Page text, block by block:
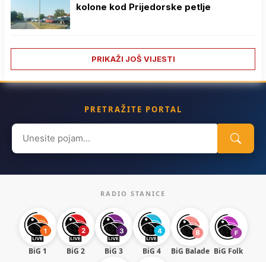
kolone kod Prijedorske petlje
PRIKAŽI JOŠ VIJESTI
PRETRAŽITE PORTAL
Search
for:
RADIO STANICE
BiG 1 BiG 2 BiG 3 BiG 4 BiG Balade BiG Folk